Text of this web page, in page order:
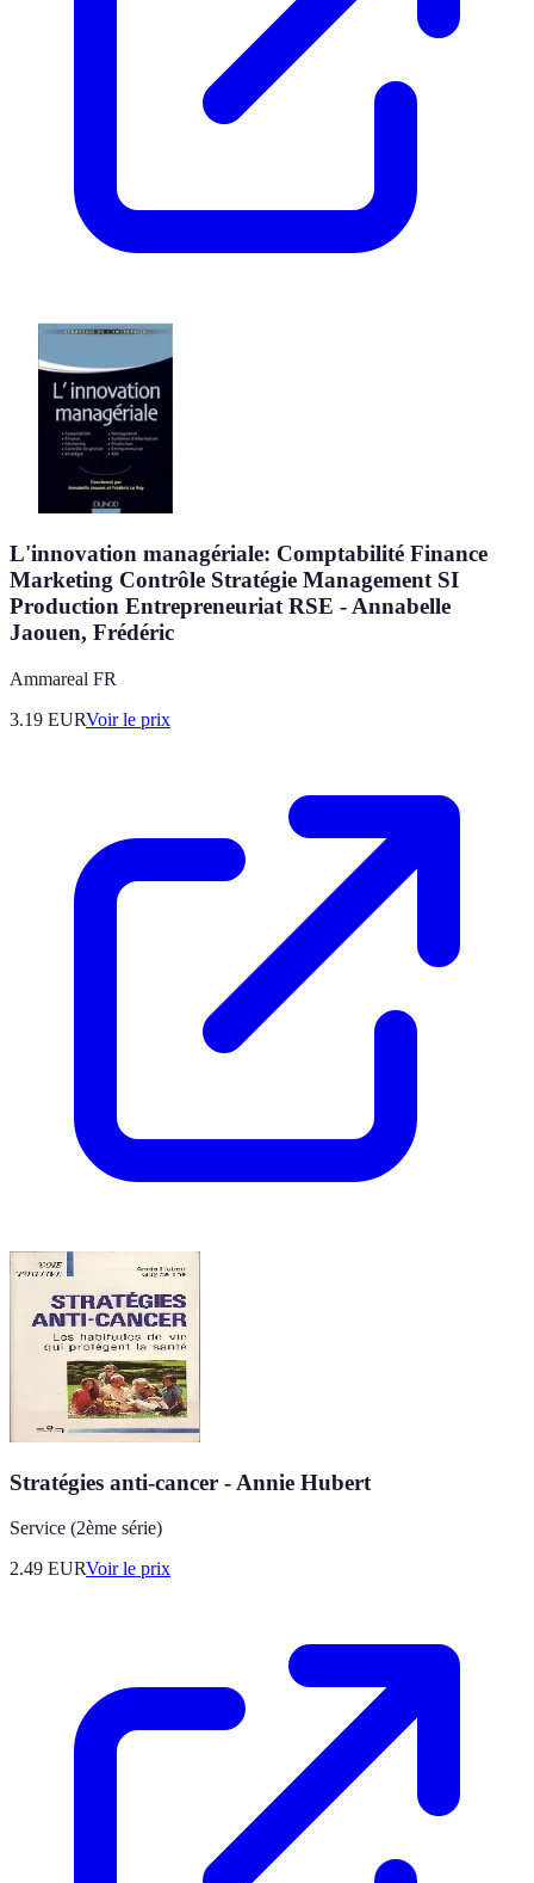
L'innovation managériale: Comptabilité Finance
Marketing Contrôle Stratégie Management SI
Production Entrepreneuriat RSE - Annabelle
Jaouen, Frédéric
Ammareal FR
3.19 EURVoir le prix
Stratégies anti-cancer - Annie Hubert
Service (2ème série)
2.49 EURVoir le prix